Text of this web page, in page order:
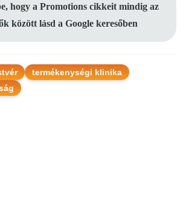
hogy a Promotions cikkeit mindig az
között lásd a Google keresőben
termékenységi klinika